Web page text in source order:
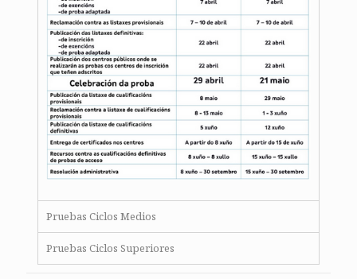
Pruebas Ciclos Medios
Pruebas Ciclos Superiores